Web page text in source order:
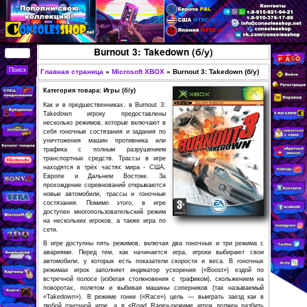
Перейти к основному
содержанию
КУПИТЬ
СОВРЕМЕННЫЕ И
РЕТРО ИГРОВЫЕ
ПРИСТАВКИ,
ИГРЫ, ФИГУРКИ,
РЕДКИЕ
КОЛЛЕКЦИОННЫЕ
ТОВАРЫ В
ИНТЕРНЕТ-
МАГАЗИНЕ
CONSOLESSHOP
Burnout 3: Takedown (б/у)
Вы здесь
Главная страница » Microsoft XBOX » Burnout 3:
Категория товара: Игры (б/у)
Как и в предшественниках, в Burnout 3:
Takedown игроку предоставлены
несколько режимов, которые включают в
себя гоночные состязания и задания по
уничтожения машин противника или
трафика с полным разрушением
транспортных средств. Трассы в игре
Европе и Дальнем Востоке. За
прохождение соревнований открываются
новые автомобили, трассы и гоночные
состязания. Помимо этого, в игре
доступен многопользовательский режим